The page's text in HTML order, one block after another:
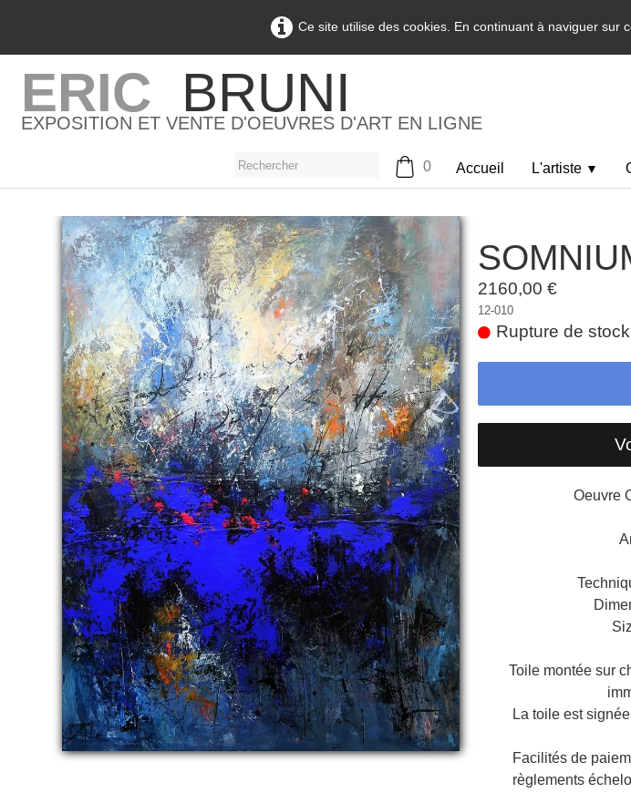
Ce site utilise des cookies. En continuant à naviguer sur
ERIC BRUNI
EXPOSITION ET VENTE D'OEUVRES D'ART EN LIGNE
0 Accueil L'artiste ▼
2160,00 €
12-010
Rupture de stock
Oeuvre
Toile montée sur
La toile est
Facilités de
règlements